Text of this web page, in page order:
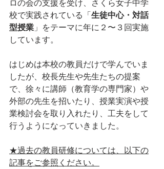
ロの会の支援を受け、さくら女子中学
校で実践されている「生徒中心・対話
型授業 」をテーマに年に２〜３回実施
しています。
はじめは本校の教員だけで学んでいま
したが、校長先生や先生たちの提案
で、徐々に講師（教育学の専門家）や
外部の先生を招いたり、授業実演や授
業検討会を取り入れたり、工夫をして
行うようになっていきました。
★過去の教員研修については、以下の
記事をご参照ください。